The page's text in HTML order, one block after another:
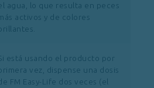
agua, lo que resulta en peces
activos y de colores
brillantes.
está usando el producto por
vez, dispense una dosis
FM Easy-Life dos veces (el